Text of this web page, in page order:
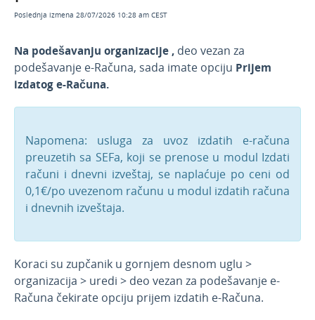
Definisanje načina plaćanja na Dnevnom
Mogućnost povezivanja modula Izdati računi i
dnevni izveštaj sa više blagajni
Knjižno odobrenje ili refundacija
Avansni i konačni račun u okviru modula
Uvoz fiskalnih računa u modul Izdati računi i
dnevni izveštaj po analitici
Masovne obrade u modulu Izdati računi i
dnevni izveštaj
Uvoz fiskalnih računa u modul Izdati računi i
računi i dnevni izveštaj
Opcije unosa Dnevnog izveštaja
Poslednja izmena 28/07/2026 10:28 am CEST
Na podešavanju organizacije , deo vezan za
podešavanje e-Računa, sada imate opciju Prijem
izdatog e-Računa.
Napomena: usluga za uvoz izdatih e-računa
preuzetih sa SEFa, koji se prenose u modul Izdati
računi i dnevni izveštaj, se naplaćuje po ceni od
0,1€/po uvezenom računu u modul izdatih računa
i dnevnih izveštaja.
Koraci su zupčanik u gornjem desnom uglu >
organizacija > uredi > deo vezan za podešavanje e-
Računa čekirate opciju prijem izdatih e-Računa.